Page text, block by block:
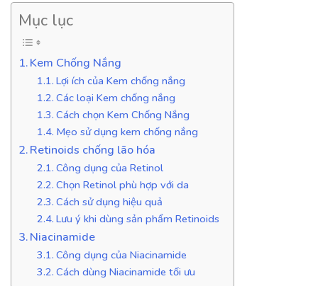
Mục lục
Kem Chống Nắng
Lợi ích của Kem chống nắng
Các loại Kem chống nắng
Cách chọn Kem Chống Nắng
Mẹo sử dụng kem chống nắng
Retinoids chống lão hóa
Công dụng của Retinol
Chọn Retinol phù hợp với da
Cách sử dụng hiệu quả
Lưu ý khi dùng sản phẩm Retinoids
Niacinamide
Công dụng của Niacinamide
Cách dùng Niacinamide tối ưu